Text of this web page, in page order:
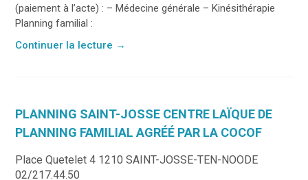
(paiement à l’acte) : – Médecine générale – Kinésithérapie
Planning familial :
Continuer la lecture →
PLANNING SAINT-JOSSE CENTRE LAÏQUE DE
PLANNING FAMILIAL AGRÉÉ PAR LA COCOF
Place Quetelet 4 1210 SAINT-JOSSE-TEN-NOODE
02/217.44.50